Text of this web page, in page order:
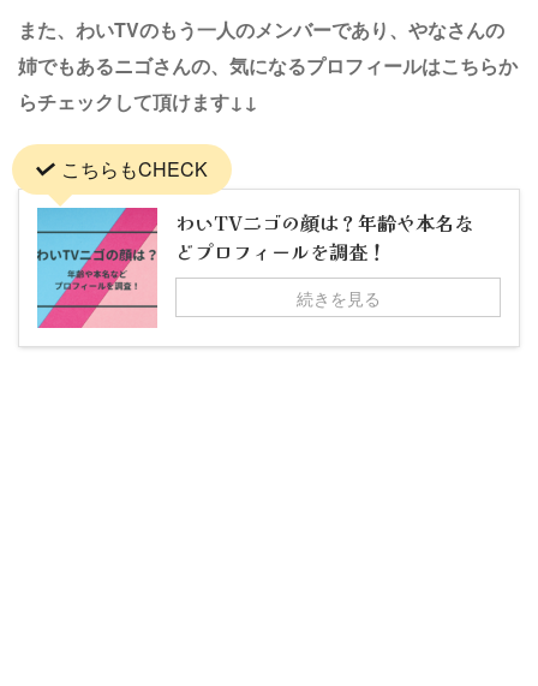
また、わいTVのもう一人のメンバーであり、やなさんの
姉でもあるニゴさんの、気になるプロフィールはこちらか
らチェックして頂けます↓↓
こちらもCHECK
わいTVニゴの顔は？年齢や本名な
どプロフィールを調査！
続きを見る